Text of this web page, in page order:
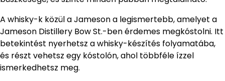
A whisky-k közül a Jameson a legismertebb, amelyet a
Jameson Distillery Bow St.-ben érdemes megkóstolni. Itt
betekintést nyerhetsz a whisky-készítés folyamatába,
és részt vehetsz egy kóstolón, ahol többféle ízzel
ismerkedhetsz meg.